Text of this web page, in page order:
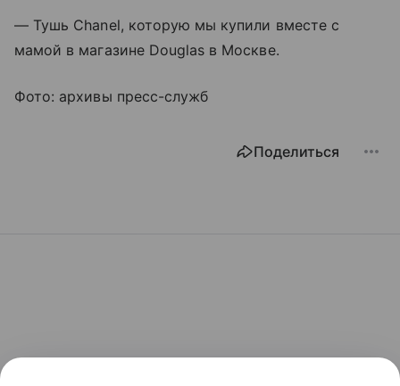
— Тушь Сhanel, которую мы купили вместе с
мамой в магазине Douglas в Москве.
Фото: архивы пресс-служб
Поделиться